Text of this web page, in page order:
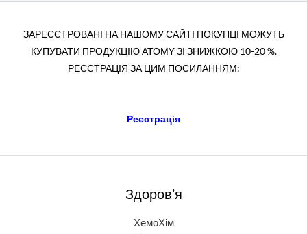
ЗАРЕЄСТРОВАНІ НА НАШОМУ САЙТІ ПОКУПЦІ МОЖУТЬ
КУПУВАТИ ПРОДУКЦІЮ АТОМY ЗІ ЗНИЖКОЮ 10-20 %.
РЕЄСТРАЦІЯ ЗА ЦИМ ПОСИЛАННЯМ:
Реєстрація
Здоров’я
ХемоХім